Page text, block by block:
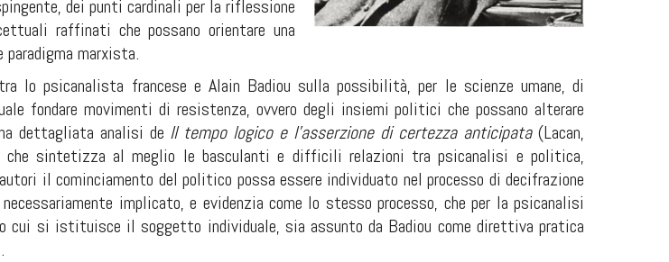
dei punti cardinali per la riflessione
raffinati che possano orientare una
marxista.
lo psicanalista francese e Alain Badiou sulla possibilità, per le scienze umane, di
fondare movimenti di resistenza, ovvero degli insiemi politici che possano alterare
dettagliata analisi de Il tempo logico e l'asserzione di certezza anticipata(Lacan,
sintetizza al meglio le basculanti e difficili relazioni tra psicanalisi e politica,
il cominciamento del politico possa essere individuato nel processo di decifrazione
implicato, e evidenzia come lo stesso processo, che per la psicanalisi
cui si istituisce il soggetto individuale, sia assunto da Badiou come direttiva pratica